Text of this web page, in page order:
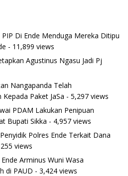
Di Ende Menduga Mereka Ditipu
- 11,899 views
Agustinus Ngasu Jadi Pj
Nangapanda Telah
Paket JaSa - 5,297 views
PDAM Lakukan Penipuan
Bupati Sikka - 4,957 views
Polres Ende Terkait Dana
views
Arminus Wuni Wasa
di PAUD - 3,424 views